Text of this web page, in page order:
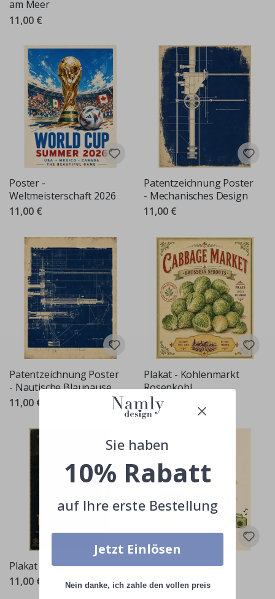
am Meer
11,00 €
Poster -
Weltmeisterschaft 2026
11,00 €
Patentzeichnung Poster
- Mechanisches Design
11,00 €
Patentzeichnung Poster
- Nautische Blaupause
11,00 €
Plakat - Kohlenmarkt
Rosenkohl
11,00 €
Plakat - The Last Smoke
11,00 €
Poster - Abenteuer
Eislaufender
Wasserschwein
Sie haben
10% Rabatt
auf Ihre erste Bestellung
Jetzt Einlösen
Nein danke, ich zahle den vollen preis